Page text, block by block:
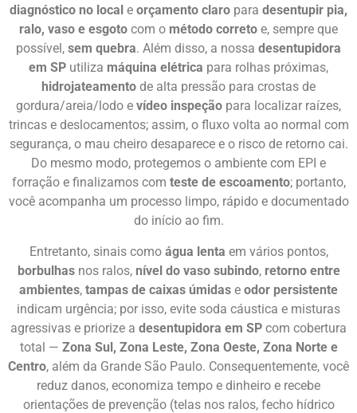
diagnóstico no local e orçamento claro para desentupir pia,
ralo, vaso e esgoto com o método correto e, sempre que
possível, sem quebra. Além disso, a nossa desentupidora
em SP utiliza máquina elétrica para rolhas próximas,
hidrojateamento de alta pressão para crostas de
gordura/areia/lodo e vídeo inspeção para localizar raízes,
trincas e deslocamentos; assim, o fluxo volta ao normal com
segurança, o mau cheiro desaparece e o risco de retorno cai.
Do mesmo modo, protegemos o ambiente com EPI e
forração e finalizamos com teste de escoamento; portanto,
você acompanha um processo limpo, rápido e documentado
do início ao fim.
Entretanto, sinais como água lenta em vários pontos,
borbulhasnos ralos, nível do vaso subindo, retorno entre
ambientes, tampas de caixas úmidas e odor persistente
indicam urgência; por isso, evite soda cáustica e misturas
agressivas e priorize a desentupidora em SP com cobertura
total — Zona Sul, Zona Leste, Zona Oeste, Zona Norte e
Centro, além da Grande São Paulo. Consequentemente, você
reduz danos, economiza tempo e dinheiro e recebe
orientações de prevenção (telas nos ralos, fecho hídrico